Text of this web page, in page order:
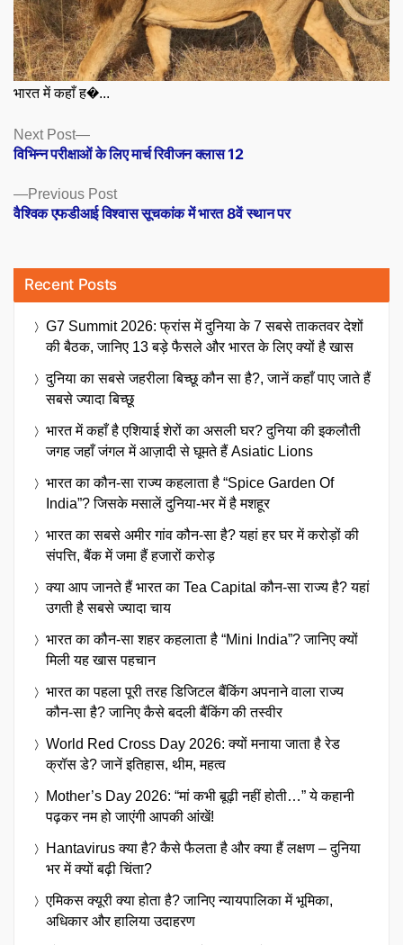
भारत में कहाँ ह�...
Posts
navigation
Previous PostPrevious
post:
वैश्विक एफडीआई विश्वास सूचकांक में भारत 8वें स्थान पर
Next Post
Next
post:
विभिन्न परीक्षाओं के लिए मार्च रिवीजन क्लास 12
Recent Posts
G7 Summit 2026: फ्रांस में दुनिया के 7 सबसे ताकतवर देशों
की बैठक, जानिए 13 बड़े फैसले और भारत के लिए क्यों है खास
दुनिया का सबसे जहरीला बिच्छू कौन सा है?, जानें कहाँ पाए जाते हैं
सबसे ज्यादा बिच्छू
भारत में कहाँ है एशियाई शेरों का असली घर? दुनिया की इकलौती
जगह जहाँ जंगल में आज़ादी से घूमते हैं Asiatic Lions
भारत का कौन-सा राज्य कहलाता है “Spice Garden Of
India”? जिसके मसालें दुनिया-भर में है मशहूर
भारत का सबसे अमीर गांव कौन-सा है? यहां हर घर में करोड़ों की
संपत्ति, बैंक में जमा हैं हजारों करोड़
क्या आप जानते हैं भारत का Tea Capital कौन-सा राज्य है? यहां
उगती है सबसे ज्यादा चाय
भारत का कौन-सा शहर कहलाता है “Mini India”? जानिए क्यों
मिली यह खास पहचान
भारत का पहला पूरी तरह डिजिटल बैंकिंग अपनाने वाला राज्य
कौन-सा है? जानिए कैसे बदली बैंकिंग की तस्वीर
World Red Cross Day 2026: क्यों मनाया जाता है रेड
क्रॉस डे? जानें इतिहास, थीम, महत्व
Mother’s Day 2026: “मां कभी बूढ़ी नहीं होती…” ये कहानी
पढ़कर नम हो जाएंगी आपकी आंखें!
Hantavirus क्या है? कैसे फैलता है और क्या हैं लक्षण – दुनिया
भर में क्यों बढ़ी चिंता?
एमिकस क्यूरी क्या होता है? जानिए न्यायपालिका में भूमिका,
अधिकार और हालिया उदाहरण